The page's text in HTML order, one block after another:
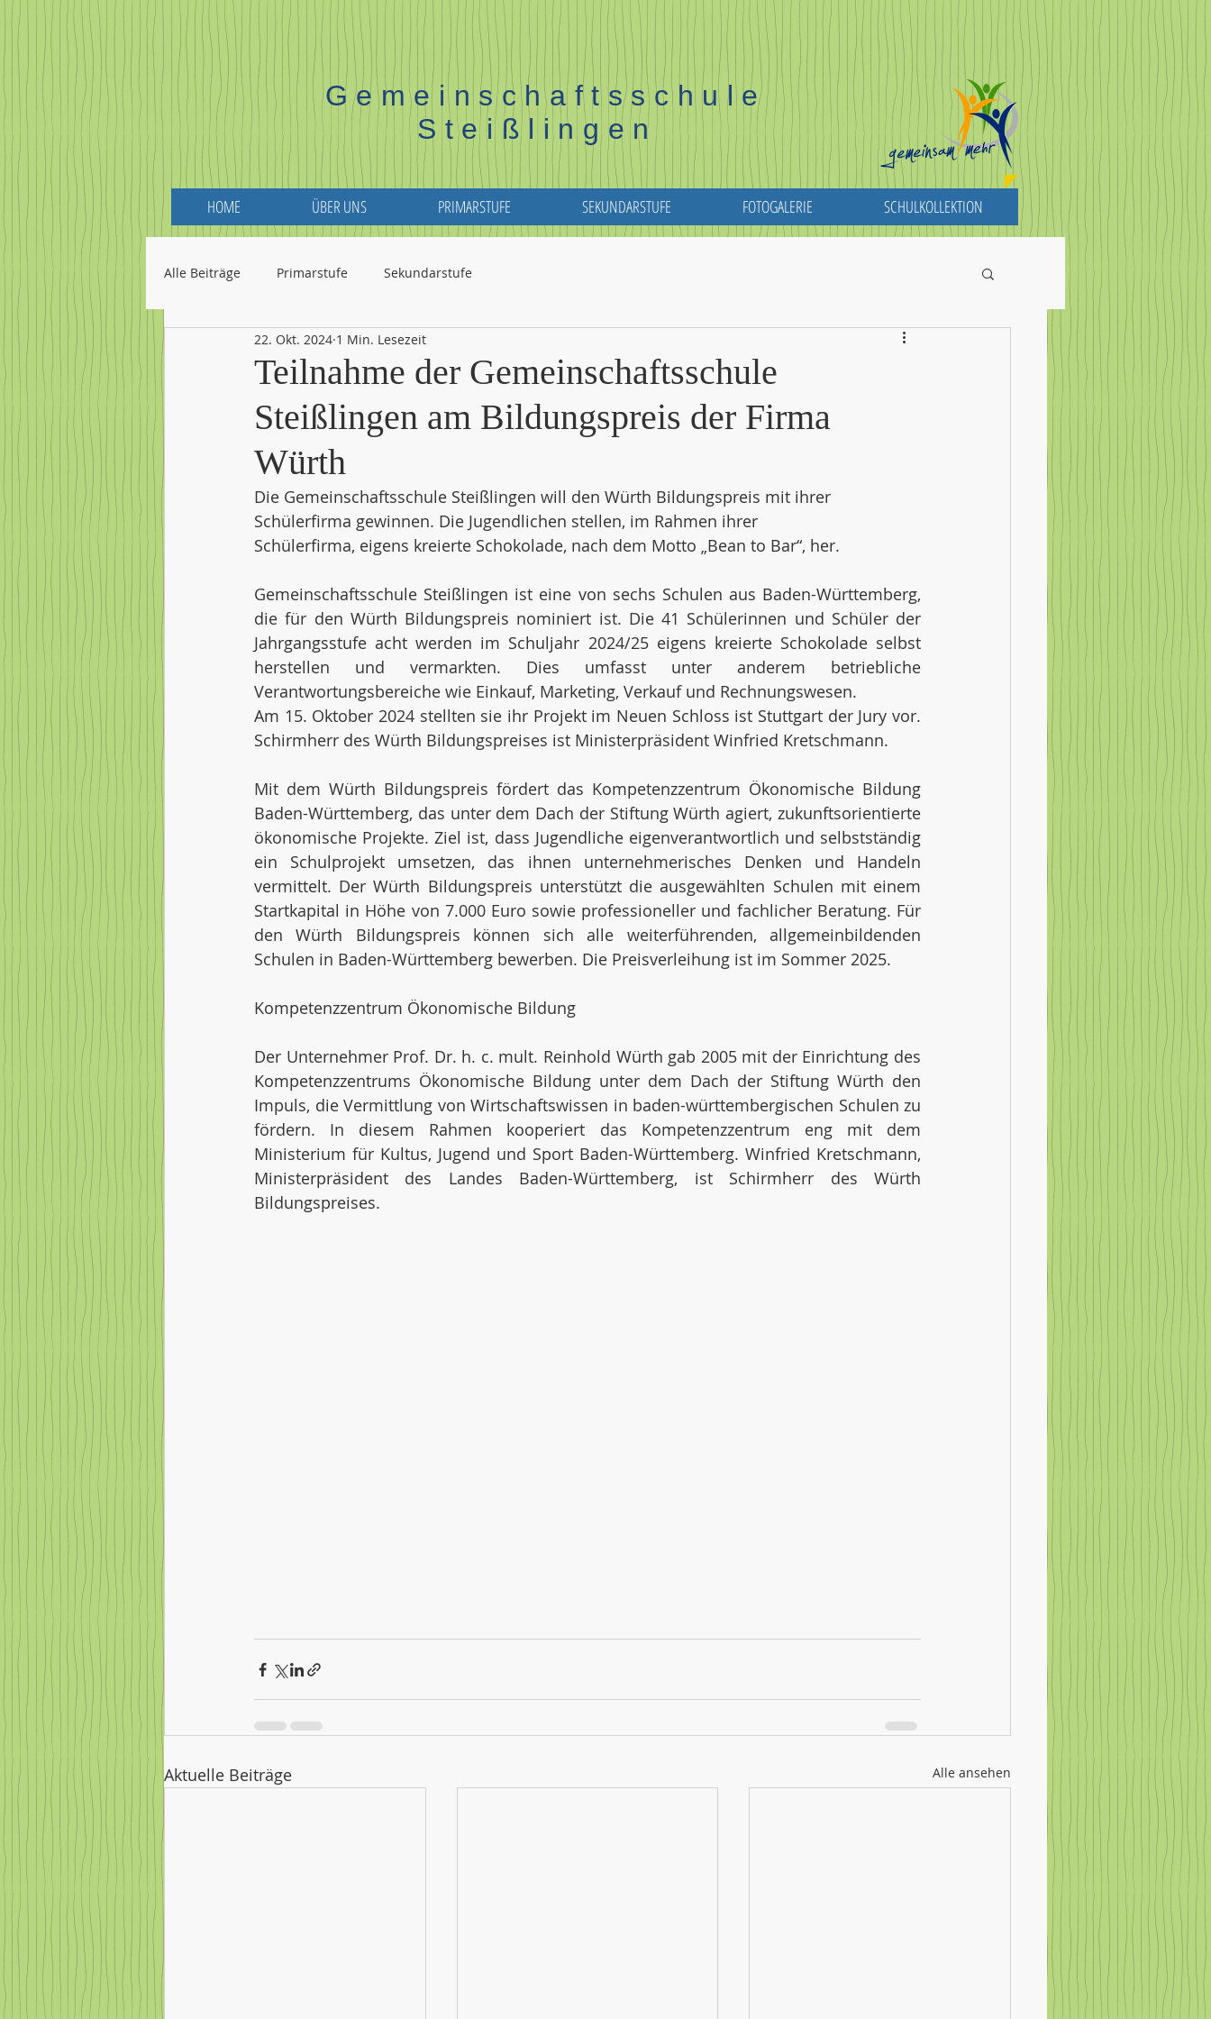
Gemeinschaftsschule
Steißlingen
HOME ÜBER UNS PRIMARSTUFE SEKUNDARSTUFE FOTOGALERIE SCHULKOLLEKTION
Alle Beiträge Primarstufe Sekundarstufe
Teilnahme der Gemeinschaftsschule
Steißlingen am Bildungspreis der Firma
Würth
22. Okt. 2024 1 Min. Lesezeit
Die Gemeinschaftsschule Steißlingen will den Würth Bildungspreis mit ihrer
Schülerfirma gewinnen. Die Jugendlichen stellen, im Rahmen ihrer
Schülerfirma, eigens kreierte Schokolade, nach dem Motto „Bean to Bar“, her.
Gemeinschaftsschule Steißlingen ist eine von sechs Schulen aus Baden-Württemberg,
die für den Würth Bildungspreis nominiert ist. Die 41 Schülerinnen und Schüler der
Jahrgangsstufe acht werden im Schuljahr 2024/25 eigens kreierte Schokolade selbst
herstellen und vermarkten. Dies umfasst unter anderem betriebliche
Verantwortungsbereiche wie Einkauf, Marketing, Verkauf und Rechnungswesen.
Am 15. Oktober 2024 stellten sie ihr Projekt im Neuen Schloss ist Stuttgart der Jury vor.
Schirmherr des Würth Bildungspreises ist Ministerpräsident Winfried Kretschmann.
Mit dem Würth Bildungspreis fördert das Kompetenzzentrum Ökonomische Bildung
Baden-Württemberg, das unter dem Dach der Stiftung Würth agiert, zukunftsorientierte
ökonomische Projekte. Ziel ist, dass Jugendliche eigenverantwortlich und selbstständig
ein Schulprojekt umsetzen, das ihnen unternehmerisches Denken und Handeln
vermittelt. Der Würth Bildungspreis unterstützt die ausgewählten Schulen mit einem
Startkapital in Höhe von 7.000 Euro sowie professioneller und fachlicher Beratung. Für
den Würth Bildungspreis können sich alle weiterführenden, allgemeinbildenden
Schulen in Baden-Württemberg bewerben. Die Preisverleihung ist im Sommer 2025.
Kompetenzzentrum Ökonomische Bildung
Der Unternehmer Prof. Dr. h. c. mult. Reinhold Würth gab 2005 mit der Einrichtung des
Kompetenzzentrums Ökonomische Bildung unter dem Dach der Stiftung Würth den
Impuls, die Vermittlung von Wirtschaftswissen in baden-württembergischen Schulen zu
fördern. In diesem Rahmen kooperiert das Kompetenzzentrum eng mit dem
Ministerium für Kultus, Jugend und Sport Baden-Württemberg. Winfried Kretschmann,
Ministerpräsident des Landes Baden-Württemberg, ist Schirmherr des Würth
Bildungspreises.
Aktuelle Beiträge Alle ansehen